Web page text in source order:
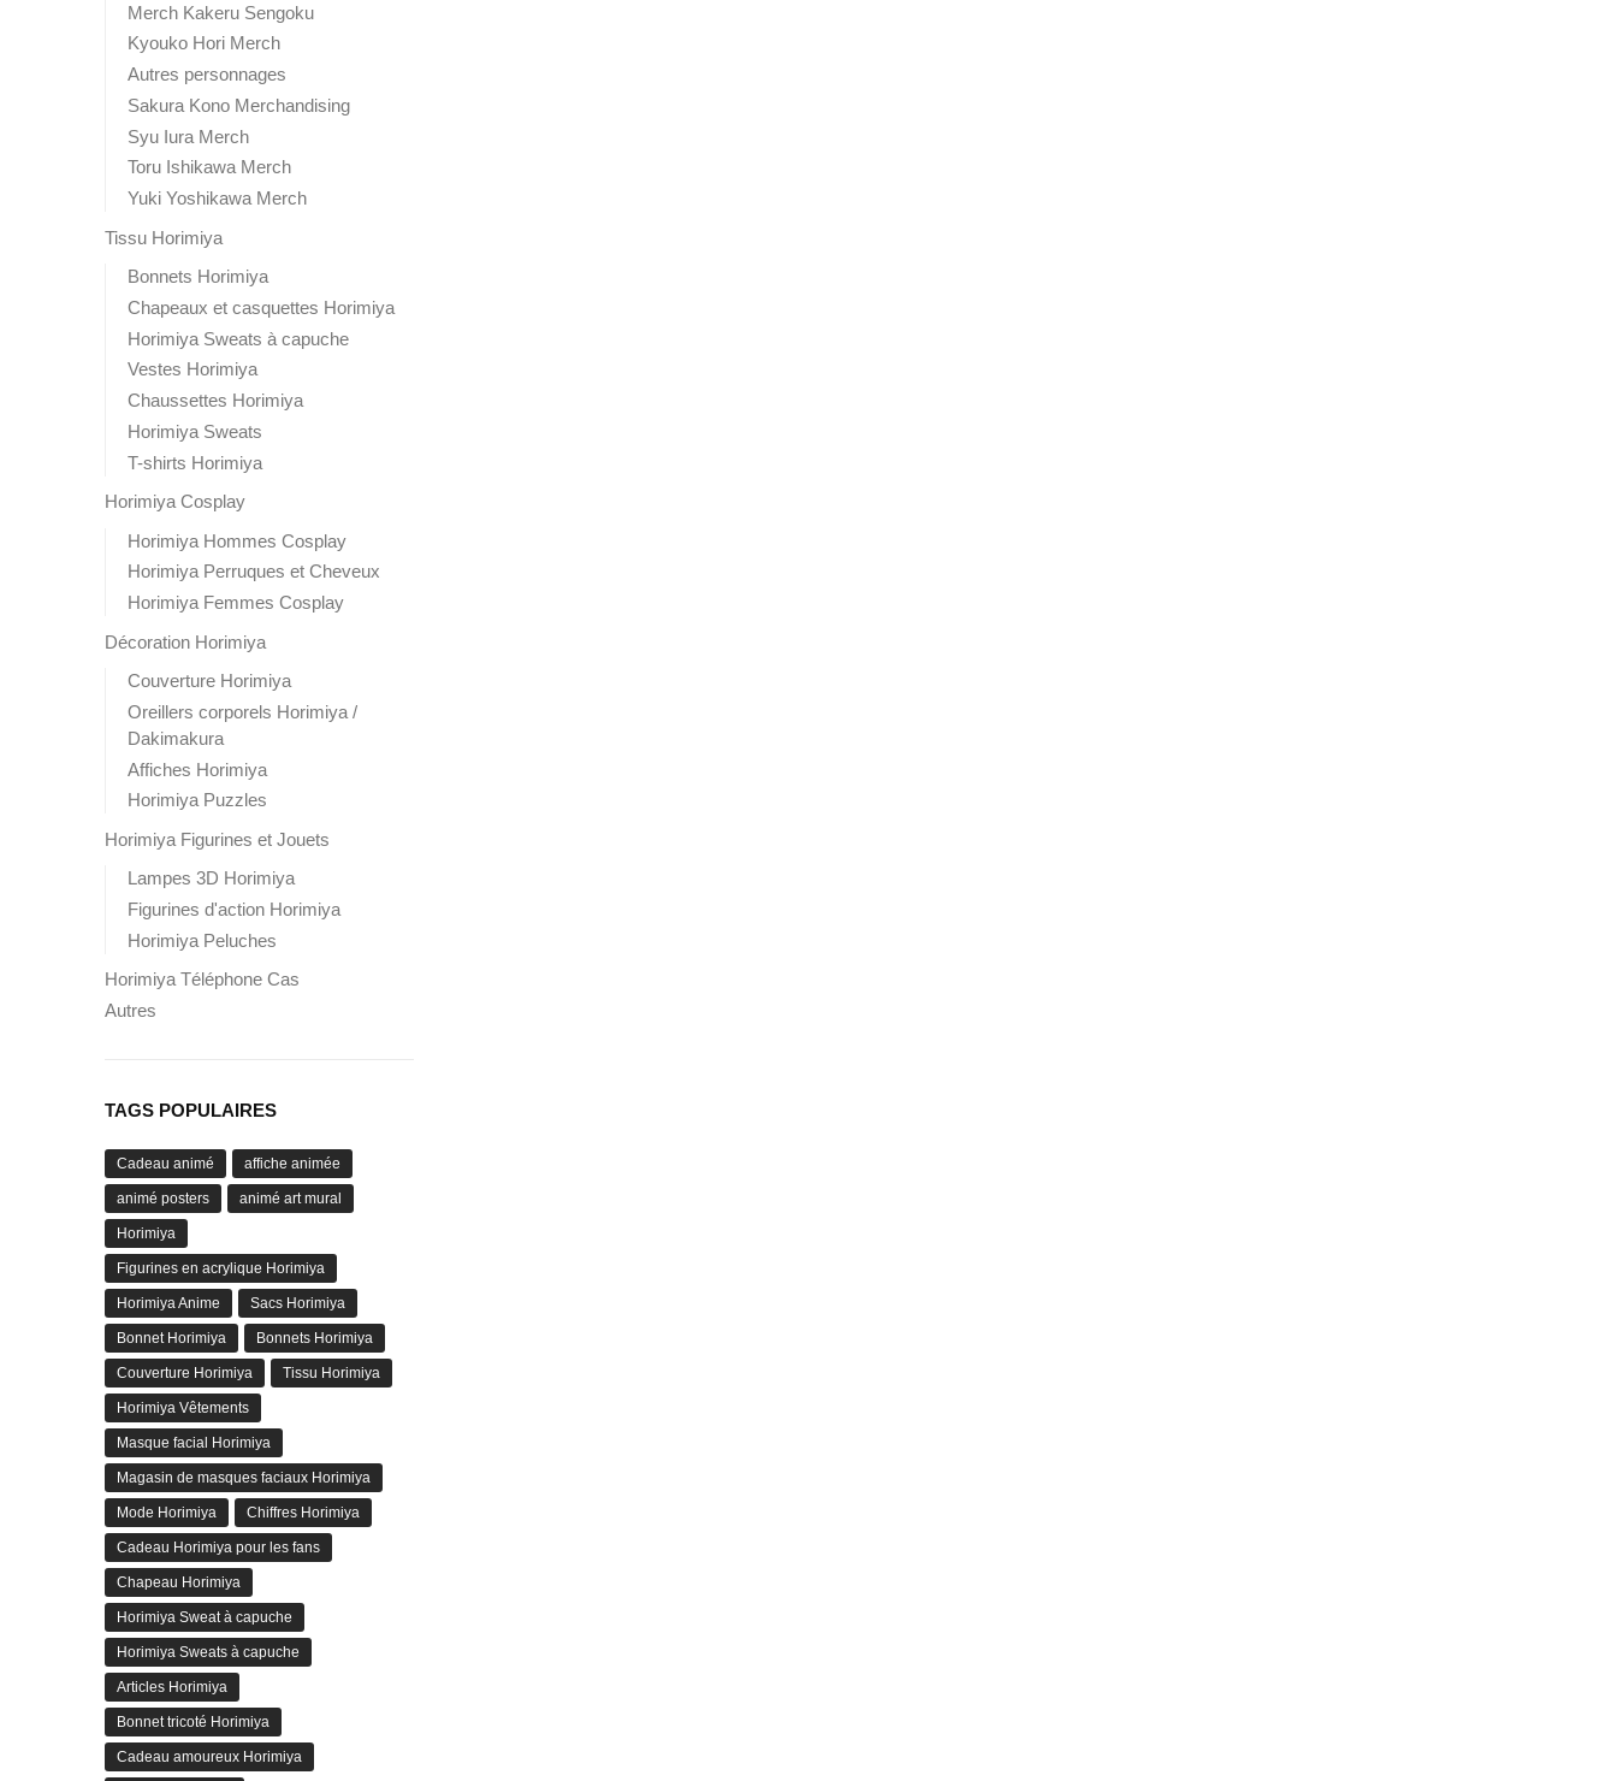
Merch Kakeru Sengoku
Kyouko Hori Merch
Autres personnages
Sakura Kono Merchandising
Syu Iura Merch
Toru Ishikawa Merch
Yuki Yoshikawa Merch
Tissu Horimiya
Bonnets Horimiya
Chapeaux et casquettes Horimiya
Horimiya Sweats à capuche
Vestes Horimiya
Chaussettes Horimiya
Horimiya Sweats
T-shirts Horimiya
Horimiya Cosplay
Horimiya Hommes Cosplay
Horimiya Perruques et Cheveux
Horimiya Femmes Cosplay
Décoration Horimiya
Couverture Horimiya
Oreillers corporels Horimiya /
Dakimakura
Affiches Horimiya
Horimiya Puzzles
Horimiya Figurines et Jouets
Lampes 3D Horimiya
Figurines d'action Horimiya
Horimiya Peluches
Horimiya Téléphone Cas
Autres
TAGS POPULAIRES
Cadeau animé affiche animée
animé posters animé art mural
Horimiya
Figurines en acrylique Horimiya
Horimiya Anime Sacs Horimiya
Bonnet Horimiya Bonnets Horimiya
Couverture Horimiya Tissu Horimiya
Horimiya Vêtements
Masque facial Horimiya
Magasin de masques faciaux Horimiya
Mode Horimiya Chiffres Horimiya
Cadeau Horimiya pour les fans
Chapeau Horimiya
Horimiya Sweat à capuche
Horimiya Sweats à capuche
Articles Horimiya
Bonnet tricoté Horimiya
Cadeau amoureux Horimiya